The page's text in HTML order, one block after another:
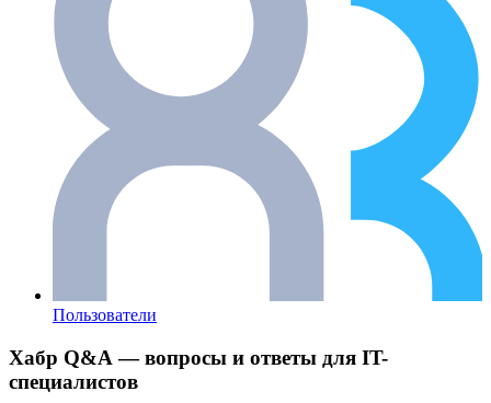
Пользователи
Хабр Q&A — вопросы и ответы для IT-
специалистов